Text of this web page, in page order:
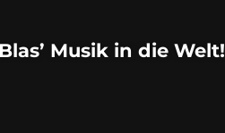
Musik in die Welt!